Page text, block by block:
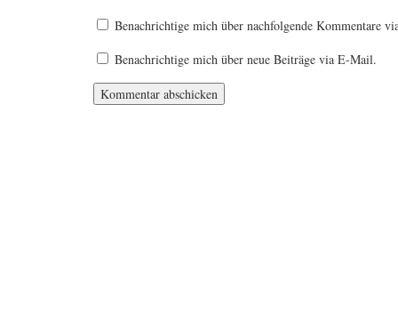
Benachrichtige mich über nachfolgende Kommentare
Benachrichtige mich über neue Beiträge via E-Mail.